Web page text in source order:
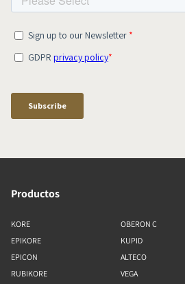
Productos
KORE
EPIKORE
EPICON
RUBIKORE
OBERON C
KUPID
ALTECO
VEGA